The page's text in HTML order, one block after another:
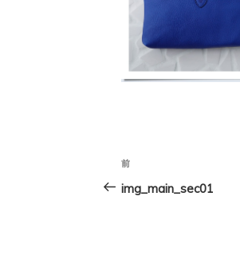
投
稿
前
の
前
img_main_sec01